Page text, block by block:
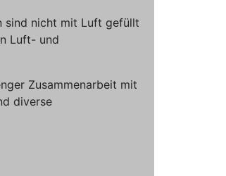
sind nicht mit Luft gefüllt
Luft- und
Zusammenarbeit mit
diverse